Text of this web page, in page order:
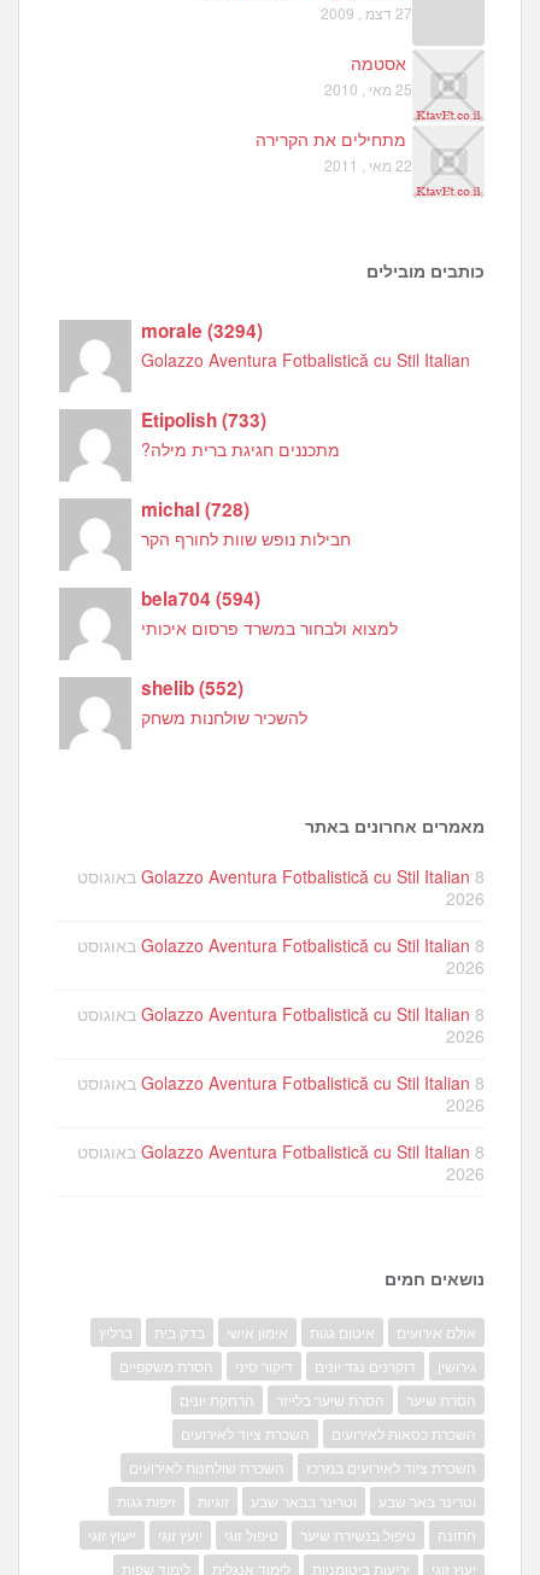
27 דצמ , 2009
אסטמה
25 מאי , 2010
מתחילים את הקרירה
22 מאי , 2011
כותבים מובילים
morale(3294)
Golazzo Aventura Fotbalistică cu Stil Italian
Etipolish(733)
מתכננים חגיגת ברית מילה?
michal(728)
חבילות נופש שוות לחורף הקר
bela704(594)
למצוא ולבחור במשרד פרסום איכותי
shelib(552)
להשכיר שולחנות משחק
מאמרים אחרונים באתר
Golazzo Aventura Fotbalistică cu Stil Italian 8 באוגוסט
2026
Golazzo Aventura Fotbalistică cu Stil Italian 8 באוגוסט
2026
Golazzo Aventura Fotbalistică cu Stil Italian 8 באוגוסט
2026
Golazzo Aventura Fotbalistică cu Stil Italian 8 באוגוסט
2026
Golazzo Aventura Fotbalistică cu Stil Italian 8 באוגוסט
2026
נושאים חמים
אולם אירועים איטום גגות אימון אישי בדק בית
ברליץ
גירושין
דוקרנים נגד יונים דיקור סיני
הסרת משקפיים
הסרת שיער
הסרת שיער בלייזר
הרחקת יונים
השכרת כסאות לאירועים
השכרת ציוד לאירועים
השכרת ציוד לאירועים במרכז
השכרת שולחנות לאירועים
וטרינר באר שבע
וטרינר בבאר שבע זוגיות
זיפות גגות
חתונה
טיפול בנשירת שיער טיפול זוגי יועץ זוגי
ייעוץ זוגי
יעוץ זוגי
יריעות ביטומניות לימוד אנגלית לימוד שפות